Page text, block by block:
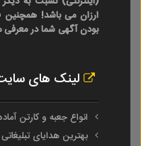
ارزان می باشد! همچنین
بودن آگهی شما در
لینک های
انواع جعبه و کارتن
بهترین هدایای تبلیغاتی